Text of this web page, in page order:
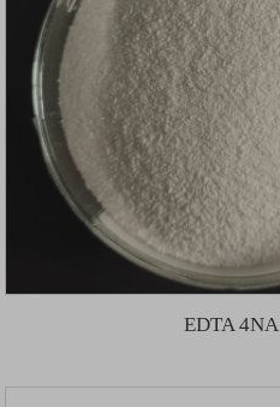
EDTA 4NA